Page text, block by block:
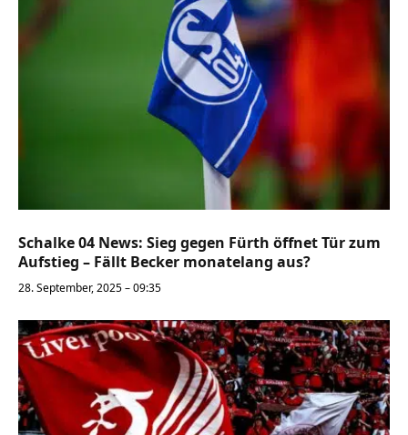
Schalke 04 News: Sieg gegen Fürth öffnet Tür zum
Aufstieg – Fällt Becker monatelang aus?
28. September, 2025 – 09:35